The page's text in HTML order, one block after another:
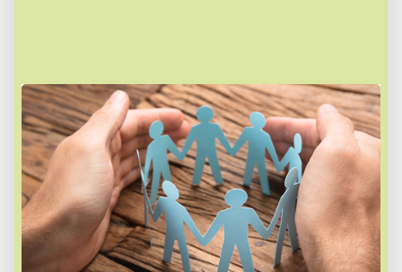
Formen der Pflege
Pflege wird grundsätzlich in drei Formen
unterteilt: ambulante Pflege, teilstationäre
Pflege und vollstationäre Pflege. Wichtig für den
Betroffenen ist, die Pflegeform zu finden, die den
eigenen Bedürfnissen gerecht wird und zur
persönlichen Situation passt.